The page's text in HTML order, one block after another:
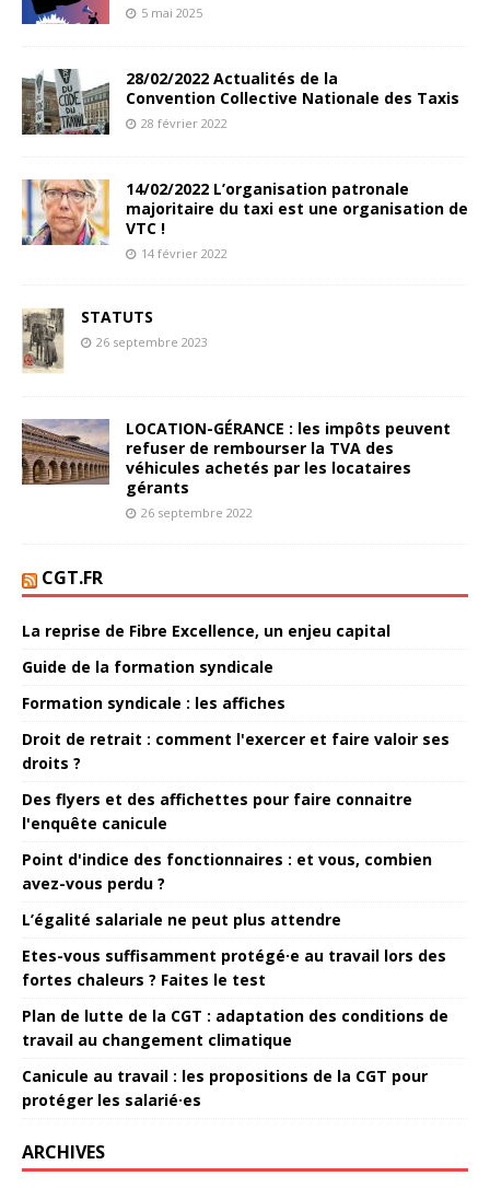
5 mai 2025
28/02/2022 Actualités de la
Convention Collective Nationale des Taxis
28 février 2022
14/02/2022 L’organisation patronale
majoritaire du taxi est une organisation de
VTC !
14 février 2022
STATUTS
26 septembre 2023
LOCATION-GÉRANCE : les impôts peuvent
refuser de rembourser la TVA des
véhicules achetés par les locataires
gérants
26 septembre 2022
CGT.FR
La reprise de Fibre Excellence, un enjeu capital
Guide de la formation syndicale
Formation syndicale : les affiches
Droit de retrait : comment l'exercer et faire valoir ses
droits ?
Des flyers et des affichettes pour faire connaitre
l'enquête canicule
Point d'indice des fonctionnaires : et vous, combien
avez-vous perdu ?
L’égalité salariale ne peut plus attendre
Etes-vous suffisamment protégé·e au travail lors des
fortes chaleurs ? Faites le test
Plan de lutte de la CGT : adaptation des conditions de
travail au changement climatique
Canicule au travail : les propositions de la CGT pour
protéger les salarié·es
ARCHIVES